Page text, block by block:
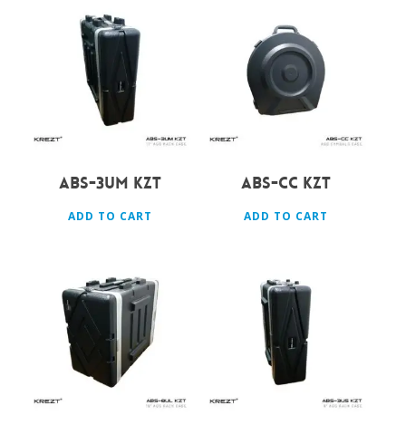
1.575.000
ABS-3UM KZT
ADD TO CART
Rp1.900.000
ABS-CC KZT
ADD TO CART
Rp2.100.000 1.500.000